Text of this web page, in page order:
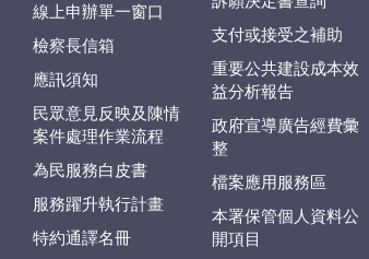
線上申辦單一窗口
檢察長信箱
應訊須知
民眾意見反映及陳情
案件處理作業流程
為民服務白皮書
服務躍升執行計畫
特約通譯名冊
支付或接受之補助
重要公共建設成本效
益分析報告
政府宣導廣告經費彙
整
檔案應用服務區
本署保管個人資料公
開項目